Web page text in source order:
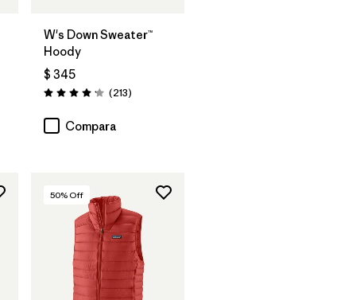
W's Down Sweater™
Hoody
$ 345
Valoración: 4.2 / 5
(213Comentarios
)
Compara
50% Off